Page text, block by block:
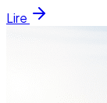
Lire